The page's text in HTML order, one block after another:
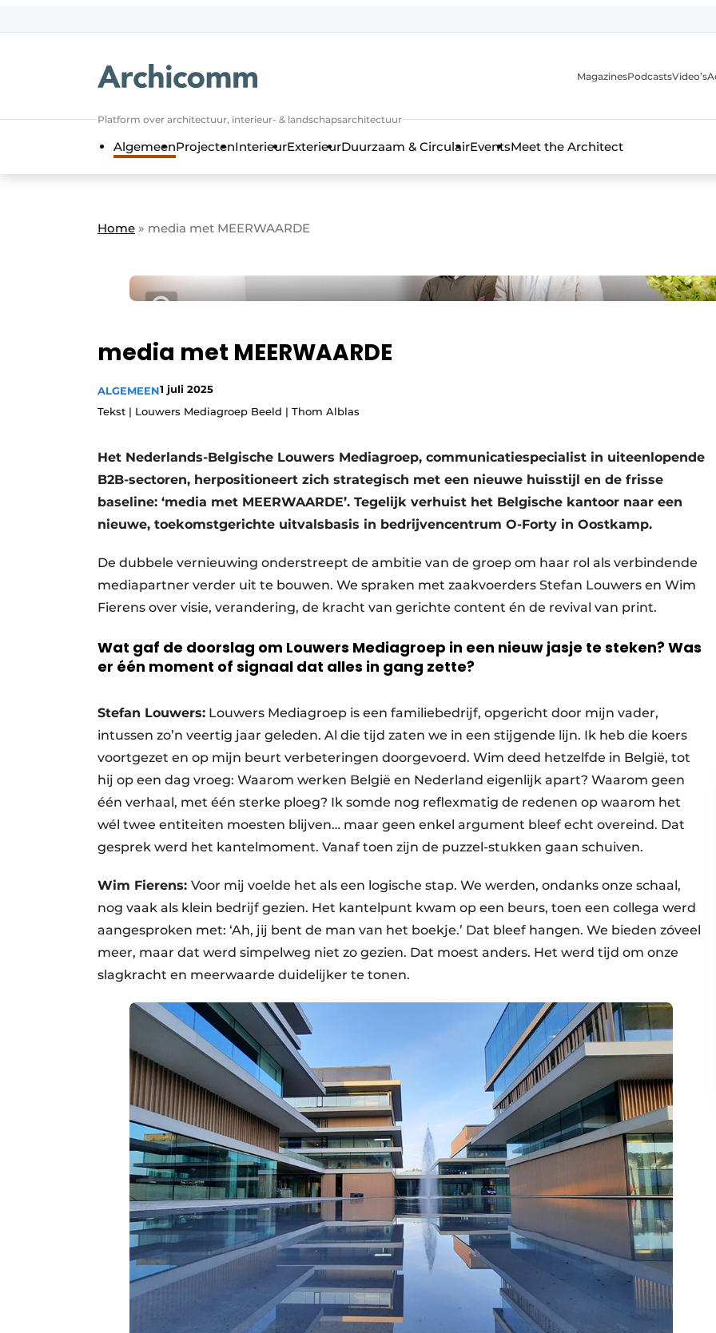
Platform over architectuur, interieur- & landschapsarchitectuur
MagazinesPodcastsVideo’s
AlgemeenProjectenInterieurExterieurDuurzaam & CirculairEventsMeet the Architect
Home » media met MEERWAARDE
media met MEERWAARDE
ALGEMEEN1 juli 2025
Tekst | Louwers Mediagroep Beeld | Thom Alblas
Het Nederlands-Belgische Louwers Mediagroep, communicatiespecialist in uiteenlopende
B2B-sectoren, herpositioneert zich strategisch met een nieuwe huisstijl en de frisse
baseline: ‘media met MEERWAARDE’. Tegelijk verhuist het Belgische kantoor naar een
nieuwe, toekomstgerichte uitvalsbasis in bedrijvencentrum O-Forty in Oostkamp.
De dubbele vernieuwing onderstreept de ambitie van de groep om haar rol als verbindende
mediapartner verder uit te bouwen. We spraken met zaakvoerders Stefan Louwers en Wim
Fierens over visie, verandering, de kracht van gerichte content én de revival van print.
Wat gaf de doorslag om Louwers Mediagroep in een nieuw jasje te steken? Was
er één moment of signaal dat alles in gang zette?
Stefan Louwers: Louwers Mediagroep is een familiebedrijf, opgericht door mijn vader,
intussen zo’n veertig jaar geleden. Al die tijd zaten we in een stijgende lijn. Ik heb die koers
voortgezet en op mijn beurt verbeteringen doorgevoerd. Wim deed hetzelfde in België, tot
hij op een dag vroeg: Waarom werken België en Nederland eigenlijk apart? Waarom geen
één verhaal, met één sterke ploeg? Ik somde nog reflexmatig de redenen op waarom het
wél twee entiteiten moesten blijven… maar geen enkel argument bleef echt overeind. Dat
gesprek werd het kantelmoment. Vanaf toen zijn de puzzel-stukken gaan schuiven.
Wim Fierens: Voor mij voelde het als een logische stap. We werden, ondanks onze schaal,
nog vaak als klein bedrijf gezien. Het kantelpunt kwam op een beurs, toen een collega werd
aangesproken met: ‘Ah, jij bent de man van het boekje.’ Dat bleef hangen. We bieden zóveel
meer, maar dat werd simpelweg niet zo gezien. Dat moest anders. Het werd tijd om onze
slagkracht en meerwaarde duidelijker te tonen.